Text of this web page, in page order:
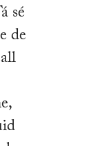
sé
de